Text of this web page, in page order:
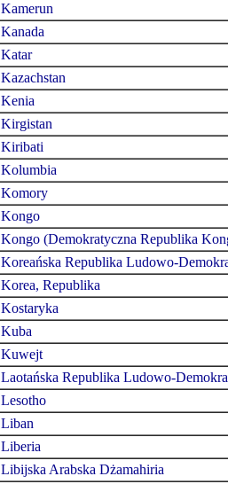
Kamerun
Kanada
Katar
Kazachstan
Kenia
Kirgistan
Kiribati
Kolumbia
Komory
Kongo
Kongo (Demokratyczna Republika
Koreańska Republika Ludowo-
Korea, Republika
Kostaryka
Kuba
Kuwejt
Laotańska Republika Ludowo-
Lesotho
Liban
Liberia
Libijska Arabska Dżamahiria